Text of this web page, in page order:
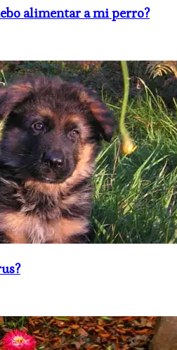
alimentar a mi perro?